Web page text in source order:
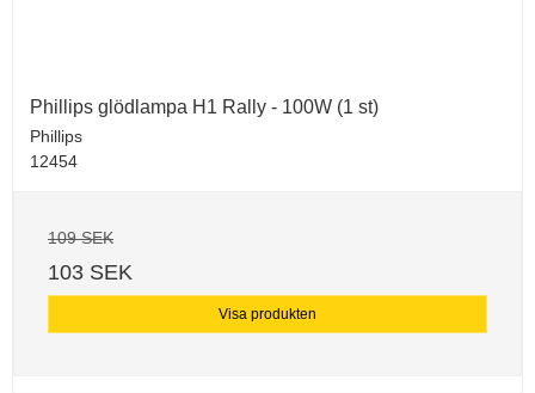
Phillips glödlampa H1 Rally - 100W (1 st)
Phillips
12454
109 SEK
103 SEK
Visa produkten